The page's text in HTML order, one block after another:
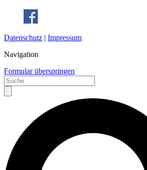
Datenschutz | Impressum
Navigation
Formular überspringen